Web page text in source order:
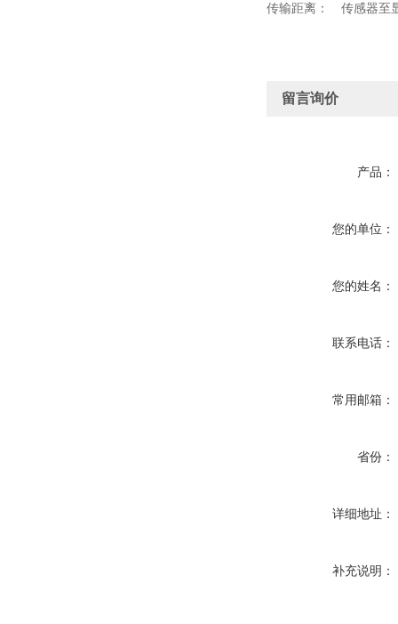
传输距离： 传感器至
留言询价
产品：
您的单位：
您的姓名：
联系电话：
常用邮箱：
省份：
详细地址：
补充说明：